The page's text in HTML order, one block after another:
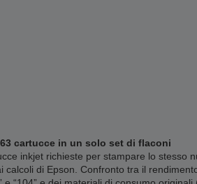
cartucce in un solo set di flaconi
inkjet richieste per stampare lo stesso
calcoli di Epson. Confronto tra il